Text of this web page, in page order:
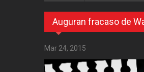
Auguran fracaso de
Mar 24, 2015